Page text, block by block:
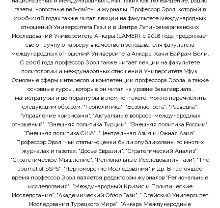
газеты, новостные веб-сайты и журналы. Профессор Эрол, который в
2006-2018 годах также читал лекции на факультете международных
отношений Университета Гази и в Центре Латиноамериканских
Исследований Университета Анкары (LAMER), с 2018 года продолжает
свою научную карьеру в качестве преподавателя факультета
международных отношений Университета Анкары Хачи Байрам Вели.
С 2006 года профессор Эрол также читает лекции на факультете
политологии и международных отношений Университета Уфук.
Основные сферы интересов и компетенции профессора Эрола, а также
основные курсы, которые он читал на уровне бакалавриата,
магистратуры и докторантуры в этом контексте, можно перечислить
следующим образом: "Геополитика", "Безопасность", "Разведка",
"Управление кризисами", "Актуальные вопросы международных
отношений", "Внешняя политика Турции", "Внешняя политика России",
"Внешняя политика США", "Центральная Азия и Южная Азия".
Профессор Эрол, чьи статьи-оценки были опубликованы во многих
журналах и газетах: "Досье Евразии", "Стратегический Анализ",
"Стратегическое Мышление", "Региональные Исследования Гази", "The
Journal of SSPS", "Черноморские Исследования" и др. В настоящее
время профессор Эрол является редактором журналов "Региональные
исследования", "Международный Кризис и Политические
Исследования", "Академический Обзор Гази", " Эгейский Университет
Исследования Турецкого Мира", "Анкара Международные